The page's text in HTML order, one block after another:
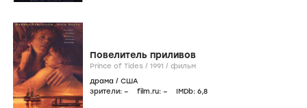
Повелитель приливов
Prince of Tides / 1991 / фильм
драма / США
зрители: – film.ru: – IMDb: 6,8